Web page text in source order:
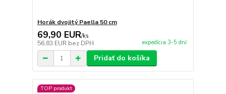
Horák dvojitý Paella 50 cm
69,90 EUR/ks
56,83 EUR bez DPH expedícia 3-5 dní
Pridať do košíka
TOP produkt